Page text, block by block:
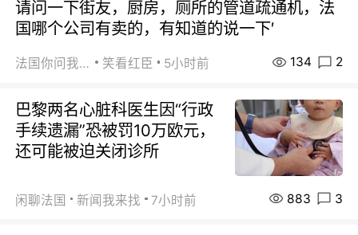
请问一下街友，厨房，厕所的管道疏通机，法
国哪个公司有卖的，有知道的说一下′
法国你问我答 笑看红臣 5小时前 134 2
巴黎两名心脏科医生因“行政
手续遗漏”恐被罚10万欧元，
还可能被迫关闭诊所
闲聊法国 新闻我来找 7小时前 883 3